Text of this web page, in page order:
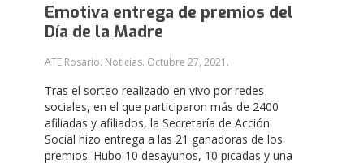
Emotiva entrega de premios del
Día de la Madre
ATE Rosario. Noticias. Octubre 27, 2021 .
Tras el sorteo realizado en vivo por redes
sociales, en el que participaron más de 2400
afiliadas y afiliados, la Secretaría de Acción
Social hizo entrega a las 21 ganadoras de los
premios. Hubo 10 desayunos, 10 picadas y una